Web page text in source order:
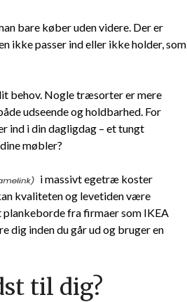
bare køber uden videre. Der er
ikke passer ind eller ikke holder, som
behov. Nogle træsorter er mere
udseende og holdbarhed. For
ind i din dagligdag – et tungt
møbler?
i massivt egetræ koster
kvaliteten og levetiden være
fra firmaer som IKEA
dig inden du går ud og bruger en
til dig?